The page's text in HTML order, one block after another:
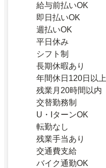
給与前払いOK
即日払いOK
週払いOK
平日休み
シフト制
長期休暇あり
年間休日120日以上
残業月20時間以内
交替勤務制
U・IターンOK
転勤なし
残業手当あり
交通費支給
バイク通勤OK